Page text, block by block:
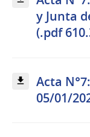
y Junta
(.pdf
Acta
05/01/